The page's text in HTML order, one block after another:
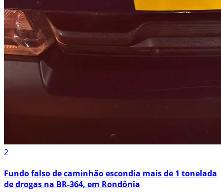
2
Fundo falso de caminhão escondia mais de 1 tonelada
de drogas na BR-364, em Rondônia